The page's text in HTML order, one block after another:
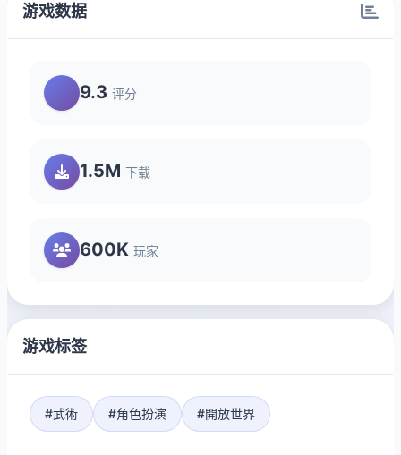
游戏数据
9.3 评分
1.5M 下载
600K 玩家
游戏标签
#武術 #角色扮演 #開放世界